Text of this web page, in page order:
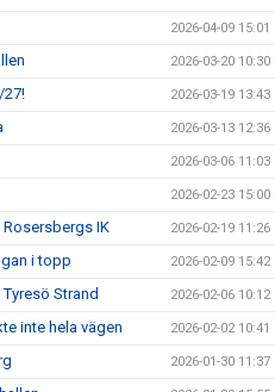
2026-04-09 15:01
2026-03-20 10:30
27! 2026-03-19 13:43
2026-03-13 12:36
2026-03-06 11:03
2026-02-23 15:00
IK 2026-02-19 11:26
i topp 2026-02-09 15:42
Strand 2026-02-06 10:12
inte hela vägen 2026-02-02 10:41
2026-01-30 11:37